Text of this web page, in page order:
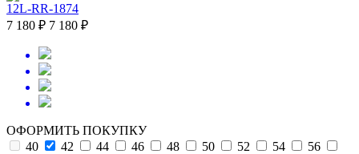
12L-RR-1874
7 180 ₽ 7 180 ₽
ОФОРМИТЬ ПОКУПКУ
40
42 44 46 48 50 52 54
56